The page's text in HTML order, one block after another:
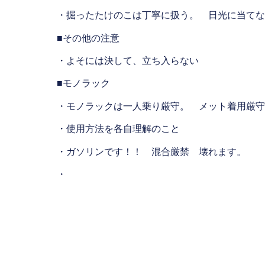
・掘ったたけのこは丁寧に扱う。 日光に当て
■その他の注意
・よそには決して、立ち入らない
■モノラック
・モノラックは一人乗り厳守。 メット着用厳
・使用方法を各自理解のこと
・ガソリンです！！ 混合厳禁 壊れます。
・